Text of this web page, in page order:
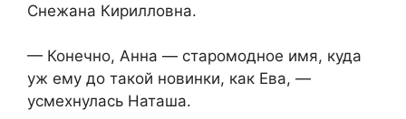
Снежана Кирилловна.
— Конечно, Анна — старомодное имя, куда
уж ему до такой новинки, как Ева, —
усмехнулась Наташа.